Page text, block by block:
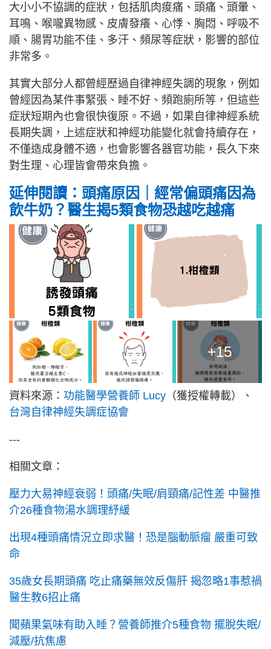
大小小不協調的症狀，包括肌肉痠痛、頭痛、頭暈、
耳鳴、喉嚨異物感、皮膚發癢、心悸、胸悶、呼吸不
順、腸胃功能不佳、多汗、頻尿等症狀，影響的部位
非常多。
其實大部分人都曾經歷過自律神經失調的現象，例如
曾經因為某件事緊張、睡不好、頻跑廁所等，但這些
症狀短期內也會很快復原。不過，如果自律神經系統
長期失調，上述症狀和神經功能變化就會持續存在，
不僅造成身體不適，也會影響各器官功能，長久下來
對生理、心理皆會帶來負擔。
延伸閱讀：頭痛原因｜經常偏頭痛因為
飲牛奶？醫生揭5類食物恐越吃越痛
+15
資料來源： 功能醫學營養師 Lucy （獲授權轉載）、
台灣自律神經失調症協會
---
相關文章：
壓力大易神經衰弱！頭痛/失眠/肩頸痛/記性差 中醫推
介26種食物湯水調理紓緩
出現4種頭痛情況立即求醫！恐是腦動脈瘤 嚴重可致
命
35歲女長期頭痛 吃止痛藥無效反傷肝 揭忽略1事惹禍
醫生教6招止痛
聞蘋果氣味有助入睡？營養師推介5種食物 擺脫失眠/
減壓/抗焦慮